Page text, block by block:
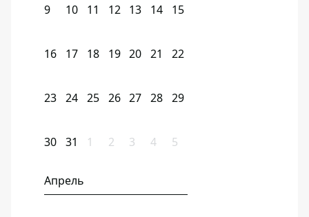
9 10 11 12 13 14 15
16 17 18 19 20 21 22
23 24 25 26 27 28 29
30 31 1 2 3 4 5
Апрель